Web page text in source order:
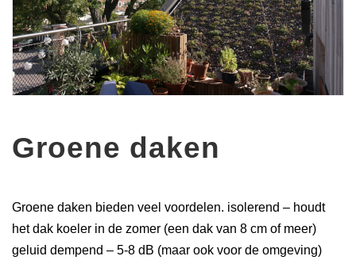
Groene daken
Groene daken bieden veel voordelen. isolerend – houdt
het dak koeler in de zomer (een dak van 8 cm of meer)
geluid dempend – 5-8 dB (maar ook voor de omgeving)